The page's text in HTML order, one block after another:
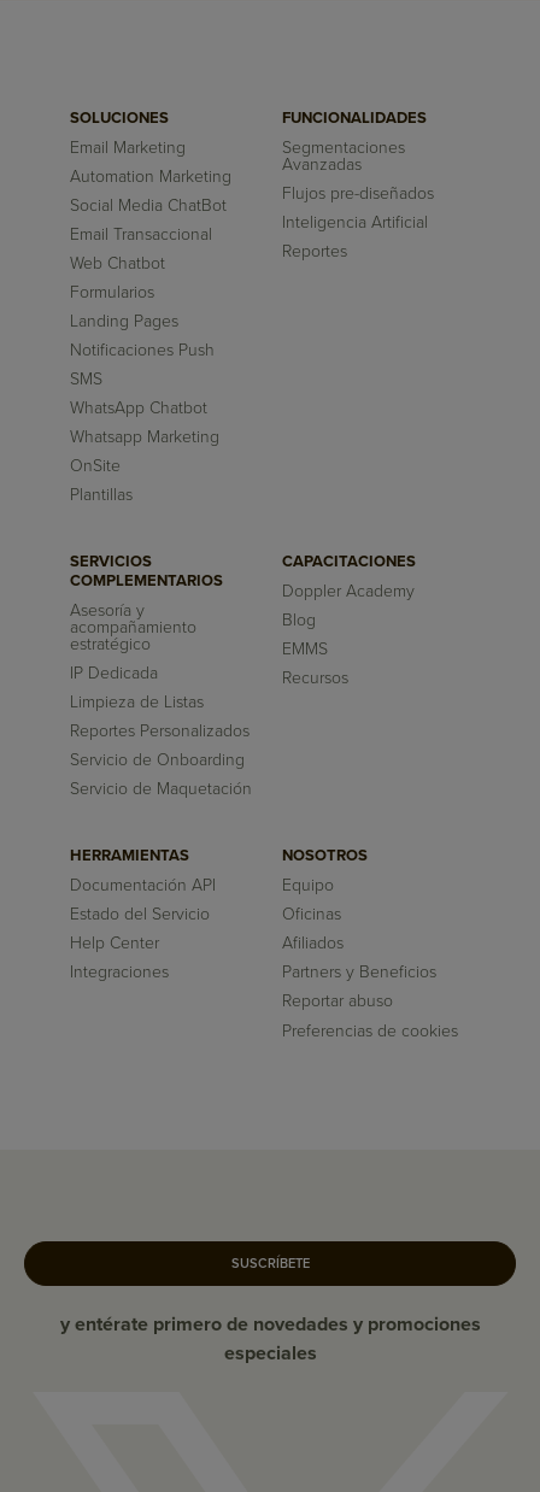
SOLUCIONES
Email Marketing
Automation Marketing
Social Media ChatBot
Email Transaccional
Web Chatbot
Formularios
Landing Pages
Notificaciones Push
SMS
WhatsApp Chatbot
Whatsapp Marketing
OnSite
Plantillas
FUNCIONALIDADES
Segmentaciones
Avanzadas
Flujos pre-diseñados
Inteligencia Artificial
Reportes
SERVICIOS
COMPLEMENTARIOS
Asesoría y
acompañamiento
estratégico
IP Dedicada
Limpieza de Listas
Reportes Personalizados
Servicio de Onboarding
Servicio de Maquetación
CAPACITACIONES
Doppler Academy
Blog
EMMS
Recursos
HERRAMIENTAS
Documentación API
Estado del Servicio
Help Center
Integraciones
NOSOTROS
Equipo
Oficinas
Afiliados
Partners y Beneficios
Reportar abuso
Preferencias de cookies
SUSCRÍBETE
y entérate primero de novedades y promociones
especiales